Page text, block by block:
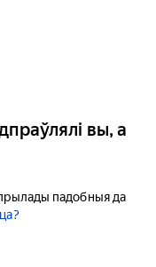
вы, а
падобныя да